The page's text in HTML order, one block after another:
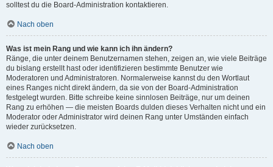
solltest du die Board-Administration kontaktieren.
Nach oben
Was ist mein Rang und wie kann ich ihn ändern?
Ränge, die unter deinem Benutzernamen stehen, zeigen an, wie viele Beiträge
du bislang erstellt hast oder identifizieren bestimmte Benutzer wie
Moderatoren und Administratoren. Normalerweise kannst du den Wortlaut
eines Ranges nicht direkt ändern, da sie von der Board-Administration
festgelegt wurden. Bitte schreibe keine sinnlosen Beiträge, nur um deinen
Rang zu erhöhen — die meisten Boards dulden dieses Verhalten nicht und ein
Moderator oder Administrator wird deinen Rang unter Umständen einfach
wieder zurücksetzen.
Nach oben